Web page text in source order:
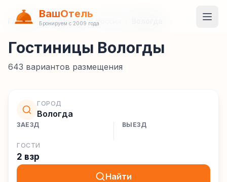
ВашОтель
Бронируем с 2009 года
Главная / Гостиницы / Россия
Гостиницы Вологды
643 вариантов размещения
ГОРОД
Вологда
ЗАЕЗД ВЫЕЗД
ГОСТИ
2 взр
Найти